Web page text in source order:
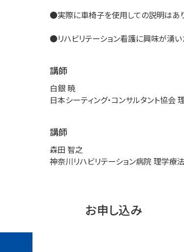
●実際に車椅子を使用しての説明はあり
●リハビリテーション看護に興味が湧い
講師
白銀 暁
日本シーティング・コンサルタント協会
講師
森田 智之
神奈川リハビリテーション病院 理学療
お申し込み